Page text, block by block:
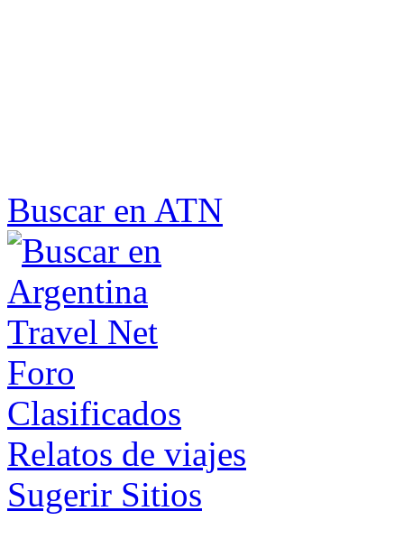
Buscar en ATN
Foro
Clasificados
Relatos de viajes
Sugerir Sitios